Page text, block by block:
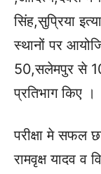
सिंह,सुप्रिया
स्थानों पर
50,सलेमपुर से
प्रतिभाग किए ।
परीक्षा मे सफल
रामवृक्ष यादव व